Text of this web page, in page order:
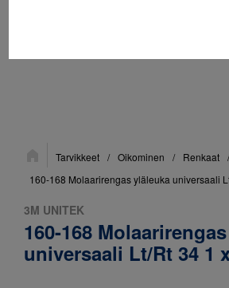
Sijainti:Tarvikkeet / Oikominen / Renkaat /
160-168 Molaarirengas yläleuka universaali
3M UNITEK
160-168
universaali Lt/Rt 34 1